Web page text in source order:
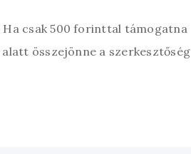
csak 500 forinttal támogatna
összejönne a szerkesztőség